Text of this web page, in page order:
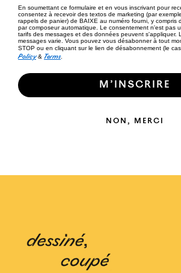
En soumettant ce formulaire et en vous inscrivant pour
consentez à recevoir des textos de marketing (par
rappels de panier) de BAIXE au numéro fourni, y compris
par composeur automatique. Le consentement n'est pas
tarifs des messages et des données peuvent s'appliquer.
messages varie. Vous pouvez vous désabonner à tout
STOP ou en cliquant sur le lien de désabonnement (le
Policy& Terms.
M’INSCRIRE
NON, MERCI